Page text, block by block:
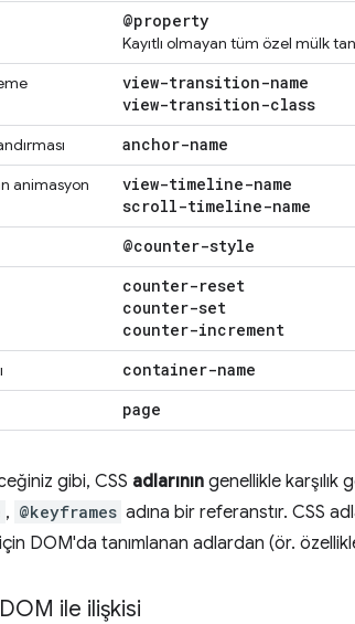
@property
Kayıtlı olmayan tüm özel mülk
view-transition-name
view-transition-class
anchor-name
animasyon
view-timeline-name
scroll-timeline-name
@counter-style
counter-reset
counter-set
counter-increment
container-name
page
gibi, CSS adlarının genellikle karşılık
, @keyframes adına bir referanstır. CSS
DOM'da tanımlanan adlardan (ör.
ile ilişkisi